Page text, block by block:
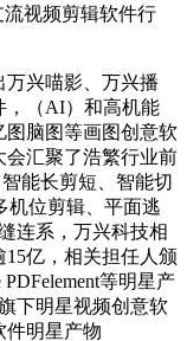
视频剪辑软件行
兴喵影、万兴播
，（AI）和高机能
图脑图等画图创意软
会汇聚了浩繁行业前
智能长剪短、智能切
机位剪辑、平面逃
连系，万兴科技相
亿，相关担任人颁
PDFelement等明星产
下明星视频创意软
件明星产物